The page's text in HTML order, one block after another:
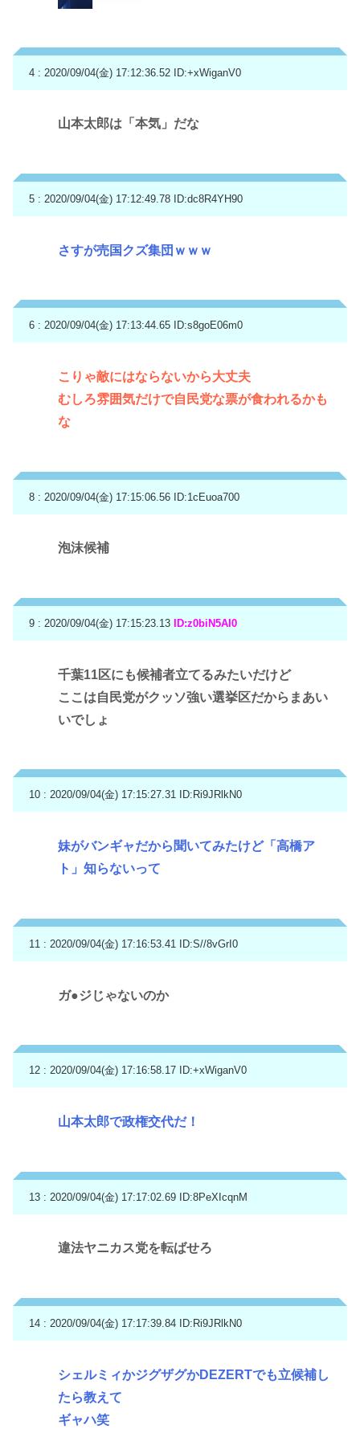
4 : 2020/09/04(金) 17:12:36.52 ID:+xWiganV0
山本太郎は「本気」だな
5 : 2020/09/04(金) 17:12:49.78 ID:dc8R4YH90
さすが売国クズ集団ｗｗｗ
6 : 2020/09/04(金) 17:13:44.65 ID:s8goE06m0
こりゃ敵にはならないから大丈夫
むしろ雰囲気だけで自民党な票が食われるかも
な
8 : 2020/09/04(金) 17:15:06.56 ID:1cEuoa700
泡沫候補
9 : 2020/09/04(金) 17:15:23.13 ID:z0biN5AI0
千葉11区にも候補者立てるみたいだけど
ここは自民党がクッソ強い選挙区だからまあい
いでしょ
10 : 2020/09/04(金) 17:15:27.31 ID:Ri9JRlkN0
妹がバンギャだから聞いてみたけど「高橋ア
ト」知らないって
11 : 2020/09/04(金) 17:16:53.41 ID:S//8vGrI0
ガ●ジじゃないのか
12 : 2020/09/04(金) 17:16:58.17 ID:+xWiganV0
山本太郎で政権交代だ！
13 : 2020/09/04(金) 17:17:02.69 ID:8PeXIcqnM
違法ヤニカス党を転ばせろ
14 : 2020/09/04(金) 17:17:39.84 ID:Ri9JRlkN0
シェルミィかジグザグかDEZERTでも立候補し
たら教えて
ギャハ笑